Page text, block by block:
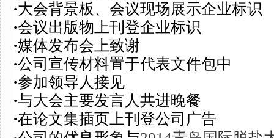
·大会背景板、会议现场展示企业标识
·会议出版物上刊登企业标识
·媒体发布会上致谢
·公司宣传材料置于代表文件包中
·参加领导人接见
·与大会主要发言人共进晚餐
·在论文集插页 上刊登公司广告